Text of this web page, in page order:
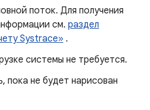
поток. Для получения
см. раздел
Systrace» .
системы не требуется.
не будет нарисован